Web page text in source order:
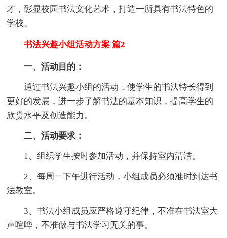
才，彰显校园书法文化艺术，打造一所具有书法特色的
学校。
书法兴趣小组活动方案 篇2
一、活动目的：
通过书法兴趣小组的活动，使学生的书法特长得到
更好的发展，进一步了解书法的基本知识，提高学生的
欣赏水平及创造能力。
二、活动要求：
1、组织学生按时参加活动，并保持室内清洁。
2、每周一下午进行活动，小组成员必须准时到达书
法教室。
3、书法小组成员应严格遵守纪律，不准在书法室大
声喧哗，不准做与书法学习无关的事。